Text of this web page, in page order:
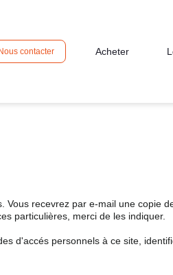
contacter Acheter
Vous recevrez par e-mail une copie
particulières, merci de les indiquer.
d'accés personnels à ce site,